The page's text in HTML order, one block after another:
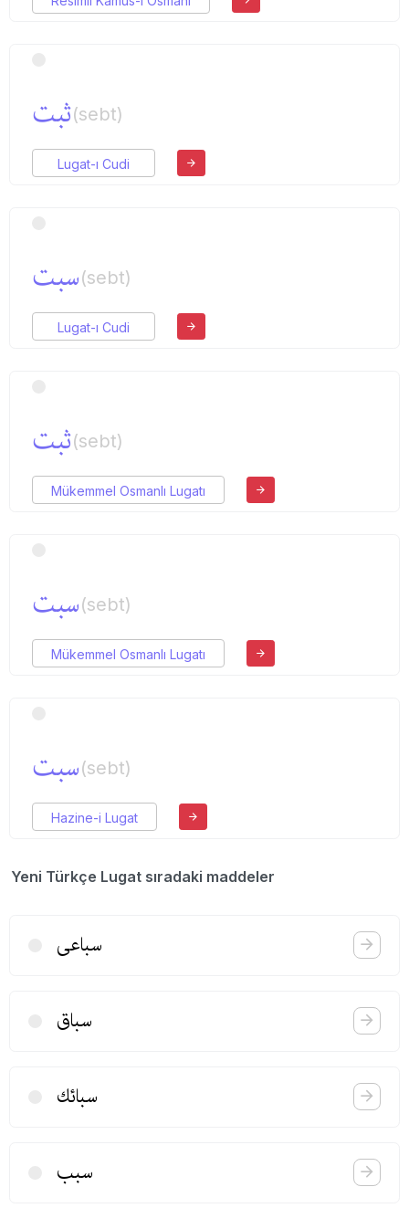
ثبت(sebt)
Lugat-ı Cudi
سبت(sebt)
Lugat-ı Cudi
ثبت(sebt)
Mükemmel Osmanlı Lugatı
سبت(sebt)
Mükemmel Osmanlı Lugatı
سبت(sebt)
Hazine-i Lugat
Yeni Türkçe Lugat sıradaki maddeler
سباعی
سباق
سبائك
سبب